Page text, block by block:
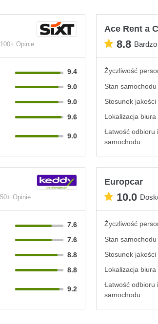
100+ Opinie
9.4
9.0
9.0
9.6
9.0
Ace Rent a
8.8
Życzliwość
Stan samochodu
Stosunek
Lokalizacja biura
Łatwość odbioru
samochodu
50+ Opinie
7.6
7.6
8.8
8.8
9.2
Europcar
10.0
Życzliwość
Stan samochodu
Stosunek
Lokalizacja biura
Łatwość odbioru
samochodu